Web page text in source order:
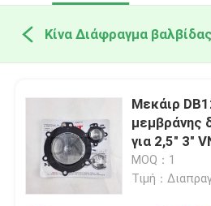
Κίνα Διάφραγμα
Μεκάιρ
μεμβράνης
για 2,5" 3"
VNP420
MOQ：1
Τιμή：